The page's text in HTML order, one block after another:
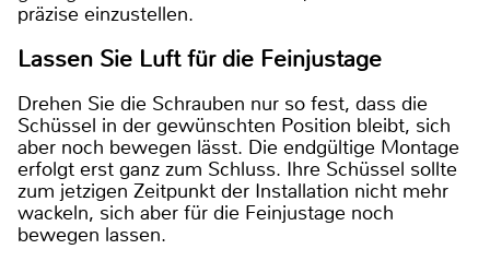
präzise einzustellen.
Lassen Sie Luft für die Feinjustage
Drehen Sie die Schrauben nur so fest, dass die
Schüssel in der gewünschten Position bleibt, sich
aber noch bewegen lässt. Die endgültige Montage
erfolgt erst ganz zum Schluss. Ihre Schüssel sollte
zum jetzigen Zeitpunkt der Installation nicht mehr
wackeln, sich aber für die Feinjustage noch
bewegen lassen.